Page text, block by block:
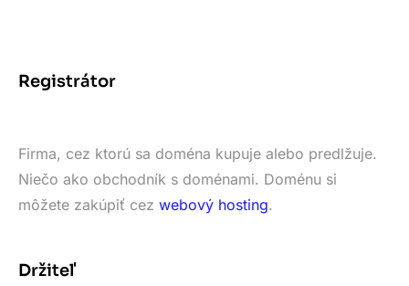
Registrátor
Firma, cez ktorú sa doména kupuje alebo predlžuje.
Niečo ako obchodník s doménami. Doménu si
môžete zakúpiť cez webový hosting.
Držiteľ